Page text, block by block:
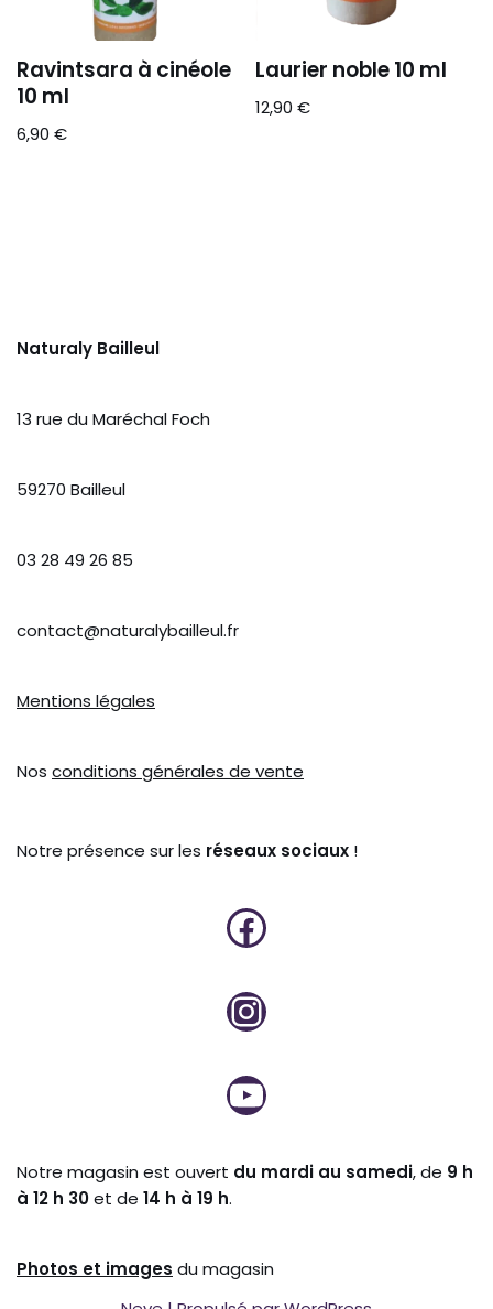
Ravintsara à cinéole
10 ml
6,90 €
Laurier noble 10 ml
12,90€
Naturaly Bailleul
13 rue du Maréchal Foch
59270 Bailleul
03 28 49 26 85
contact@naturalybailleul.fr
Mentions légales
Nos conditions générales de vente
Notre présence sur les réseaux sociaux !
Notre magasin est ouvert du mardi au samedi, de 9 h
à 12 h 30et de 14 h à 19 h.
Photos et images du magasin